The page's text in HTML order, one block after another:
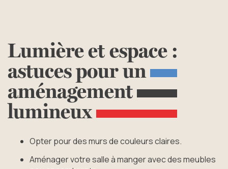
Lumièreetespace :
astucespourun
aménagement
lumineux
Opter pour des murs de couleurs claires.
Aménager votre salle à manger avec des meubles